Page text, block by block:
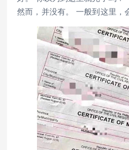
然而，并没有。 一般到这里，